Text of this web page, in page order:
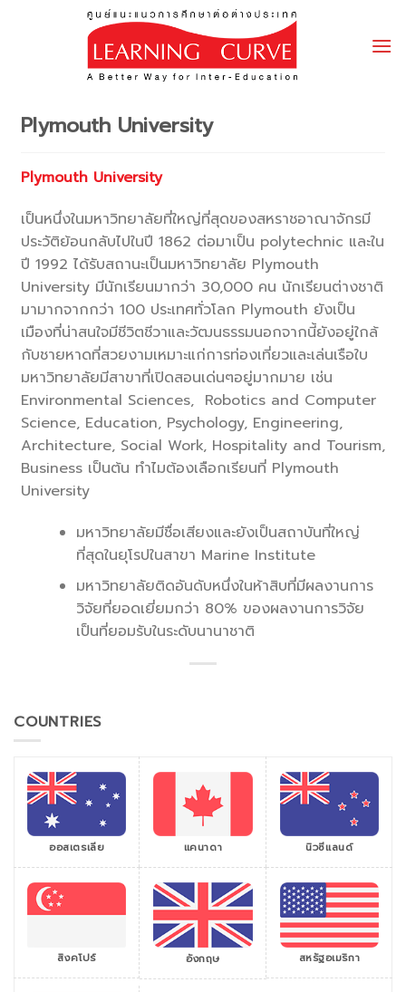
Plymouth University
Plymouth University
เป็นหนึ่งในมหาวิทยาลัยที่ใหญ่ที่สุดของสหราชอาณาจักรมี
ประวัติย้อนกลับไปในปี 1862 ต่อมาเป็น polytechnic และใน
ปี 1992 ได้รับสถานะเป็นมหาวิทยาลัย Plymouth
University มีนักเรียนมากว่า 30,000 คน นักเรียนต่างชาติ
มามากจากกว่า 100 ประเทศทั่วโลก Plymouth ยังเป็น
เมืองที่น่าสนใจมีชีวิตชีวาและวัฒนธรรมนอกจากนี้ยังอยู่ใกล้
กับชายหาดที่สวยงามเหมาะแก่การท่องเที่ยวและเล่นเรือใบ
มหาวิทยาลัยมีสาขาที่เปิดสอนเด่นๆอยู่มากมาย เช่น
Environmental Sciences, Robotics and Computer
Science, Education, Psychology, Engineering,
Architecture, Social Work, Hospitality and Tourism,
Business เป็นต้น ทำไมต้องเลือกเรียนที่ Plymouth
University
มหาวิทยาลัยมีชื่อเสียงและยังเป็นสถาบันที่ใหญ่
ที่สุดในยุโรปในสาขา Marine Institute
มหาวิทยาลัยติดอันดับหนึ่งในห้าสิบที่มีผลงานการ
วิจัยที่ยอดเยี่ยมกว่า 80% ของผลงานการวิจัย
เป็นที่ยอมรับในระดับนานาชาติ
COUNTRIES
ออสเตรเลีย แคนาดา นิวซีแลนด์
สิงคโปร์ อังกฤษ สหรัฐอเมริกา